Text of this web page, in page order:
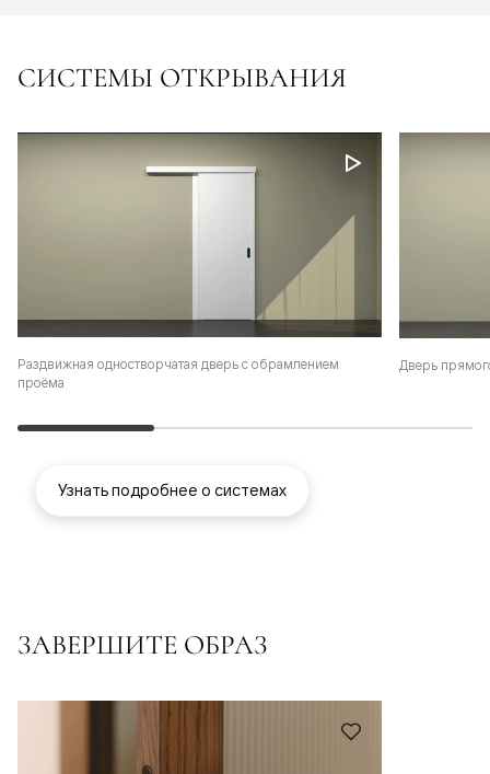
СИСТЕМЫ ОТКРЫВАНИЯ
Раздвижная одностворчатая дверь с обрамлением
проёма
Дверь
Узнать подробнее о системах
ЗАВЕРШИТЕ ОБРАЗ